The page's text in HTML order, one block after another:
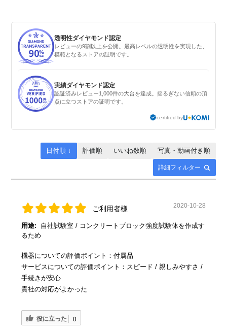
透明性ダイヤモンド認定
レビューの9割以上を公開。最高レベルの透明性を実現した、
模範となるストアの証明です。
実績ダイヤモンド認定
認証済みレビュー1,000件の大台を達成。揺るぎない信頼の頂
点に立つストアの証明です。
certified by
詳細フィルター
日付順 ↓ 評価順 いいね数順 写真・動画付き順
ご利用者様 2020-10-28
用途:
自社試験室 / コンクリートブロック強度試験体を作成す
るため
機器についての評価ポイント：付属品
サービスについての評価ポイント：スピード / 親しみやすさ /
手続きが安心
貴社の対応がよかった
役に立った 0